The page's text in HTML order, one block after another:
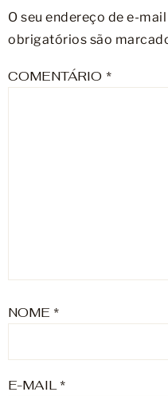
O seu endereço de e-
obrigatórios são
COMENTÁRIO *
NOME *
E-MAIL*